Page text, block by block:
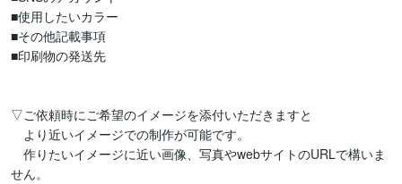
■使用したいカラー
■その他記載事項
■印刷物の発送先
▽ご依頼時にご希望のイメージを添付いただきますと
より近いイメージでの制作が可能です。
作りたいイメージに近い画像、写真やwebサイトのURLで構いま
せん。